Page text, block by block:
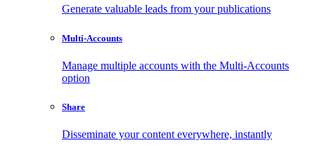
Generate valuable leads from your publications
Multi-Accounts
Manage multiple accounts with the Multi-Accounts
option
Share
Disseminate your content everywhere, instantly